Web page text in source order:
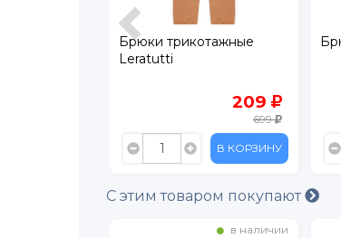
Брюки Palloncino
929
1 869
В КОРЗИНУ
С этим товаром покупают
в наличии